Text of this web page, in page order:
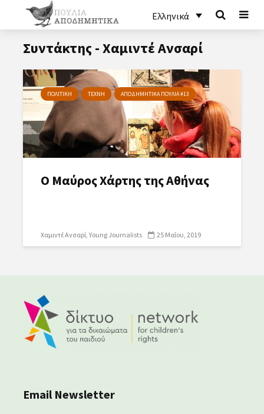
Ελληνικά
Συντάκτης - Χαμιντέ Ανσαρί
ΠΟΛΙΤΙΚΗ ΤΕΧΝΗ ΑΠΟΔΗΜΗΤΙΚΑ ΠΟΥΛΙΑ #13
Ο Μαύρος Χάρτης της Αθήνας
Χαμιντέ Ανσαρί Young Journalists 25 Μαΐου, 2019
Email Newsletter